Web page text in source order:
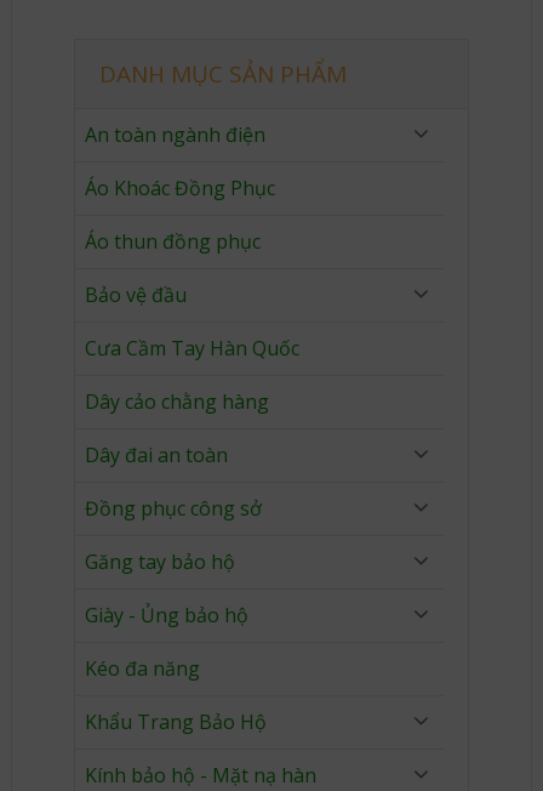
DANH MỤC SẢN PHẨM
An toàn ngành điện
Áo Khoác Đồng Phục
Áo thun đồng phục
Bảo vệ đầu
Cưa Cầm Tay Hàn Quốc
Dây cảo chằng hàng
Dây đai an toàn
Đồng phục công sở
Găng tay bảo hộ
Giày - Ủng bảo hộ
Kéo đa năng
Khẩu Trang Bảo Hộ
Kính bảo hộ - Mặt nạ hàn